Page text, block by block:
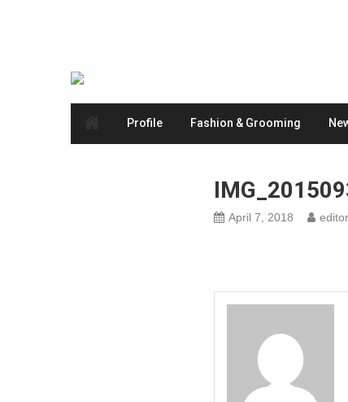
Profile Fashion & Grooming
April 7, 2018